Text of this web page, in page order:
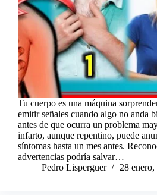
Tu cuerpo es una máquina
emitir señales cuando algo no anda
antes de que ocurra un problema
infarto, aunque repentino, puede
síntomas hasta un mes antes.
advertencias podría salvar…
Pedro Lisperguer
28